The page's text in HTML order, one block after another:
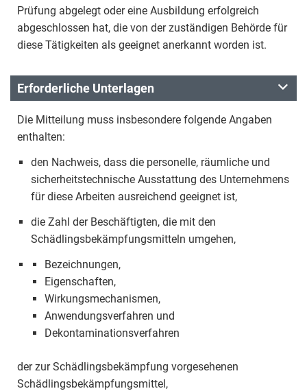
Prüfung abgelegt oder eine Ausbildung erfolgreich
abgeschlossen hat, die von der zuständigen Behörde für
diese Tätigkeiten als geeignet anerkannt worden ist.
Erforderliche Unterlagen
Die Mitteilung muss insbesondere folgende Angaben
enthalten:
den Nachweis, dass die personelle, räumliche und
sicherheitstechnische Ausstattung des Unternehmens
für diese Arbeiten ausreichend geeignet ist,
die Zahl der Beschäftigten, die mit den
Schädlingsbekämpfungsmitteln umgehen,
Bezeichnungen,
Eigenschaften,
Wirkungsmechanismen,
Anwendungsverfahren und
Dekontaminationsverfahren
der zur Schädlingsbekämpfung vorgesehenen
Schädlingsbekämpfungsmittel,